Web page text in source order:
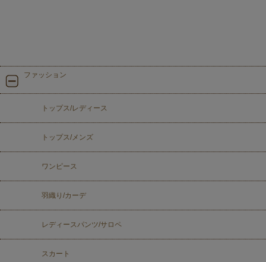
ファッション
トップス/レディース
トップス/メンズ
ワンピース
羽織り/カーデ
レディースパンツ/サロペ
スカート